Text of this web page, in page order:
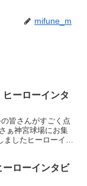
mifune_m
ーローインタ
皆さんがすごく点
ぁ神宮球場にお集
したヒーローイン
ローインタビ